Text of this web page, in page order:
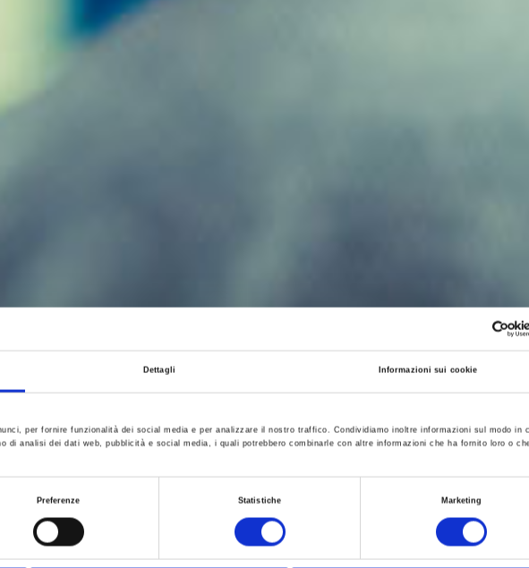
Dettagli Informazioni sui cookie
per fornire funzionalità dei social media e per analizzare il nostro traffico. Condividiamo inoltre informazioni sul modo in
analisi dei dati web, pubblicità e social media, i quali potrebbero combinarle con altre informazioni che ha fornito loro o
Preferenze Statistiche Marketing